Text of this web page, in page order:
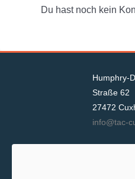
Du hast noch kein
Humphry-
Straße 62
27472
info@tac-